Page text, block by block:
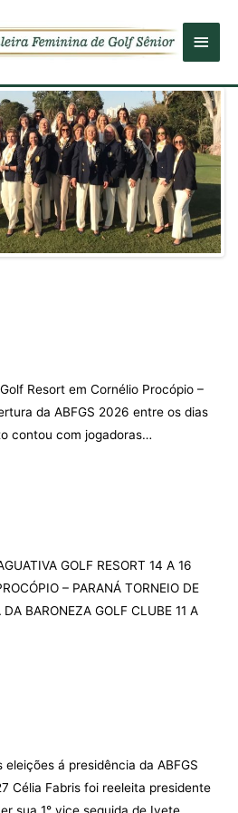
Resort em Cornélio Procópio –
da ABFGS 2026 entre os dias
contou com jogadoras…
GOLF RESORT 14 A 16
– PARANÁ TORNEIO DE
BARONEZA GOLF CLUBE 11 A
á presidência da ABFGS
Célia Fabris foi reeleita presidente